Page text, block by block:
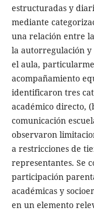
estructuradas y
mediante
una relación entre
la autorregulación y
el aula,
acompañamiento
identificaron tres
académico directo,
comunicación
observaron
a restricciones de
representantes. Se
participación
académicas y
en un elemento